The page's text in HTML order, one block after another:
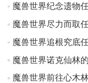
魔兽世界纪念遗物
魔兽世界尽力而取
魔兽世界追根究底
魔兽世界诺克仙林
魔兽世界前往心木